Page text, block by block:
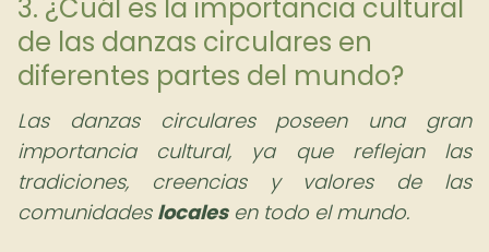
3. ¿Cuál es la importancia cultural
de las danzas circulares en
diferentes partes del mundo?
Las danzas circulares poseen una gran
importancia cultural, ya que reflejan las
tradiciones, creencias y valores de las
comunidades localesen todo el mundo.